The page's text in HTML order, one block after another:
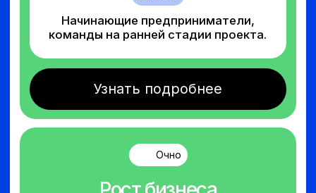
25 апреля / 13:00
цифровым агентством: от
исполнителя к управленцу
Вебинар
мероприятия